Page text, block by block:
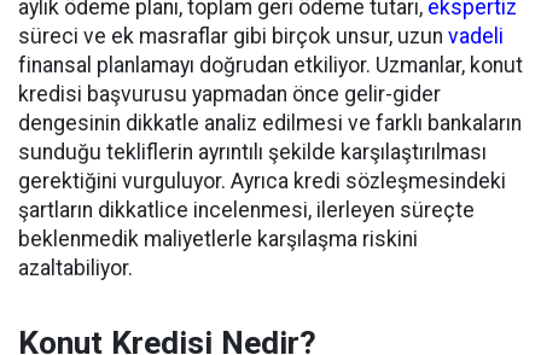
aylık ödeme planı, toplam geri ödeme tutarı, ekspertiz
süreci ve ek masraflar gibi birçok unsur, uzun vadeli
finansal planlamayı doğrudan etkiliyor. Uzmanlar, konut
kredisi başvurusu yapmadan önce gelir-gider
dengesinin dikkatle analiz edilmesi ve farklı bankaların
sunduğu tekliflerin ayrıntılı şekilde karşılaştırılması
gerektiğini vurguluyor. Ayrıca kredi sözleşmesindeki
şartların dikkatlice incelenmesi, ilerleyen süreçte
beklenmedik maliyetlerle karşılaşma riskini
azaltabiliyor.
Konut Kredisi Nedir?